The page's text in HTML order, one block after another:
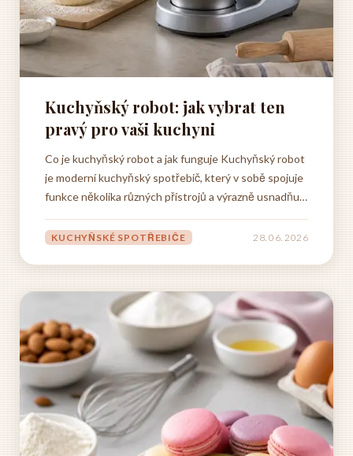
Kuchyňský robot: jak vybrat ten
pravý pro vaši kuchyni
Co je kuchyňský robot a jak funguje Kuchyňský robot
je moderní kuchyňský spotřebič, který v sobě spojuje
funkce několika různých přístrojů a výrazně usnadňuje
dokáže nahradit ruční mixér, hnětač těsta, mlýnek,
KUCHYŇSKÉ SPOTŘEBIČE 28. 06. 2026